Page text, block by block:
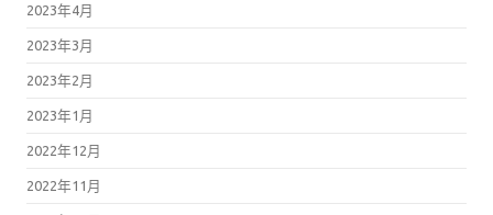
2023年4月
2023年3月
2023年2月
2023年1月
2022年12月
2022年11月